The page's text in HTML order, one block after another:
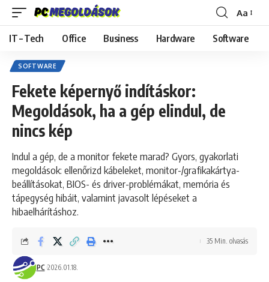
Font
Resizer
Aa
IT – Tech Office Business Hardware Software
SOFTWARE
Fekete képernyő indításkor:
Megoldások, ha a gép elindul, de
nincs kép
Indul a gép, de a monitor fekete marad? Gyors, gyakorlati
megoldások: ellenőrizd kábeleket, monitor-/grafikakártya-
beállításokat, BIOS- és driver-problémákat, memória és
tápegység hibáit, valamint javasolt lépéseket a
hibaelhárításhoz.
PC 2026.01.18.
35 Min. olvasás